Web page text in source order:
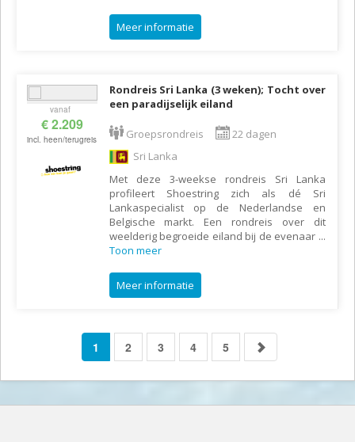
Meer informatie
vanaf
€ 2.209
incl. heen/terugreis
Rondreis Sri Lanka (3 weken); Tocht over
een paradijselijk eiland
Groepsrondreis
22 dagen
Sri Lanka
Met deze 3-weekse rondreis Sri Lanka
profileert Shoestring zich als dé Sri
Lankaspecialist op de Nederlandse en
Belgische markt. Een rondreis over dit
weelderig begroeide eiland bij de evenaar ...
Toon meer
Meer informatie
1 2 3 4 5